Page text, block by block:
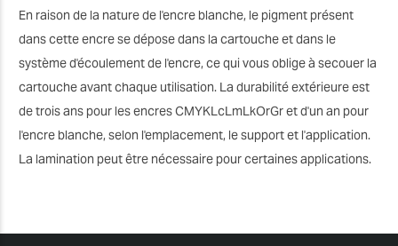
En raison de la nature de l'encre blanche, le pigment présent
dans cette encre se dépose dans la cartouche et dans le
système d'écoulement de l'encre, ce qui vous oblige à secouer la
cartouche avant chaque utilisation. La durabilité extérieure est
de trois ans pour les encres CMYKLcLmLkOrGr et d'un an pour
l'encre blanche, selon l'emplacement, le support et l'application.
La lamination peut être nécessaire pour certaines applications.